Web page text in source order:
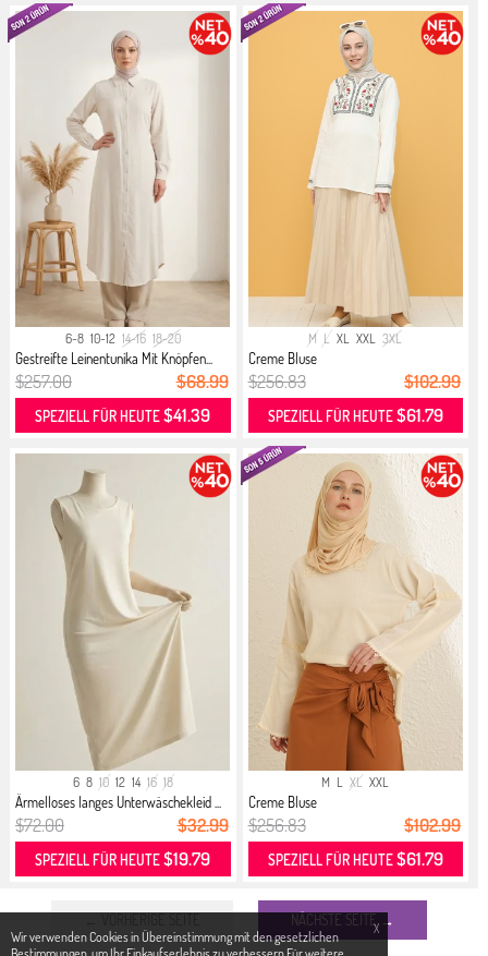
X
Wir verwenden Cookies in Übereinstimmung mit den gesetzlichen
6-8 10-12 14-16 18-20
Gestreifte Leinentunika Mit Knöpfen...
$257.00 $68.99
SPEZIELL FÜR HEUTE$41.39
M L XL XXL 3XL
Creme Bluse
$256.83 $102.99
SPEZIELL FÜR HEUTE$61.79
6 8 10 12 14 16 18
Ärmelloses langes Unterwäschekleid ...
$72.00 $32.99
SPEZIELL FÜR HEUTE$19.79
M L XL XXL
Creme Bluse
$256.83 $102.99
SPEZIELL FÜR HEUTE$61.79
NÄCHSTE SEITE →